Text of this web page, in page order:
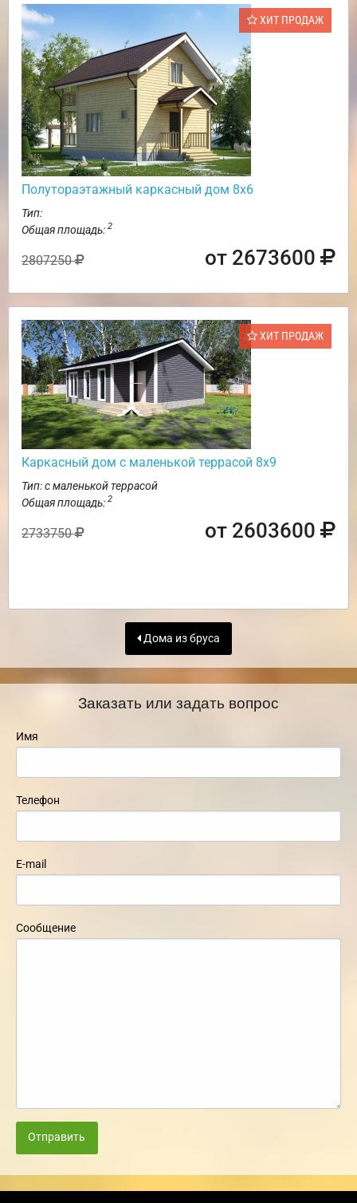
ХИТ ПРОДАЖ
Полутораэтажный каркасный дом 8х6
Тип:
Общая площадь: 2
2807250 от 2673600
ХИТ ПРОДАЖ
Каркасный дом с маленькой террасой 8х9
Тип: с маленькой террасой
Общая площадь: 2
2733750 от 2603600
Дома из бруса
Заказать или задать вопрос
Имя
Телефон
E-mail
Сообщение
Отправить